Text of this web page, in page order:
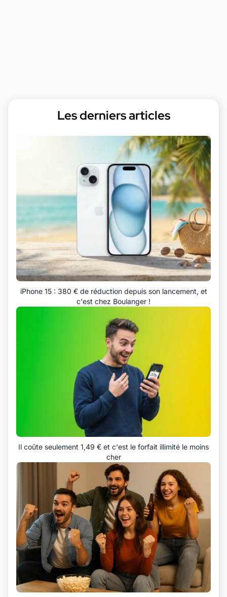
Les derniers articles
iPhone 15 : 380 € de réduction depuis son lancement, et
c'est chez Boulanger !
Il coûte seulement 1,49 € et c'est le forfait illimité le moins
cher